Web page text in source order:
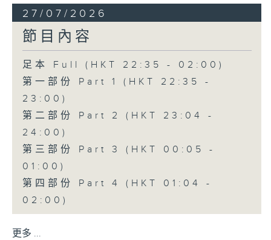
27/07/2026
節目內容
足本 Full (HKT 22:35 - 02:00)
第一部份 Part 1 (HKT 22:35 -
23:00)
第二部份 Part 2 (HKT 23:04 -
24:00)
第三部份 Part 3 (HKT 00:05 -
01:00)
第四部份 Part 4 (HKT 01:04 -
02:00)
更多 ...